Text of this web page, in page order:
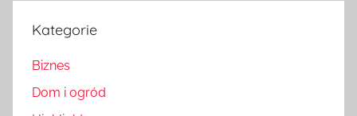
Kategorie
Biznes
Dom i ogród